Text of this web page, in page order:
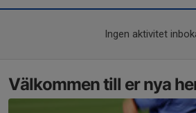
Ingen aktivitet
Välkommen till er nya